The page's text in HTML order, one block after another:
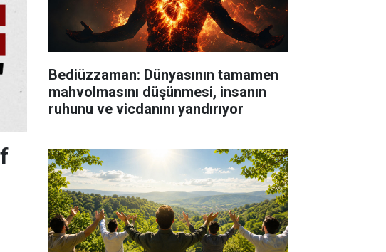
Bediüzzaman: Dünyasının tamamen
mahvolmasını düşünmesi, insanın
ruhunu ve vicdanını yandırıyor